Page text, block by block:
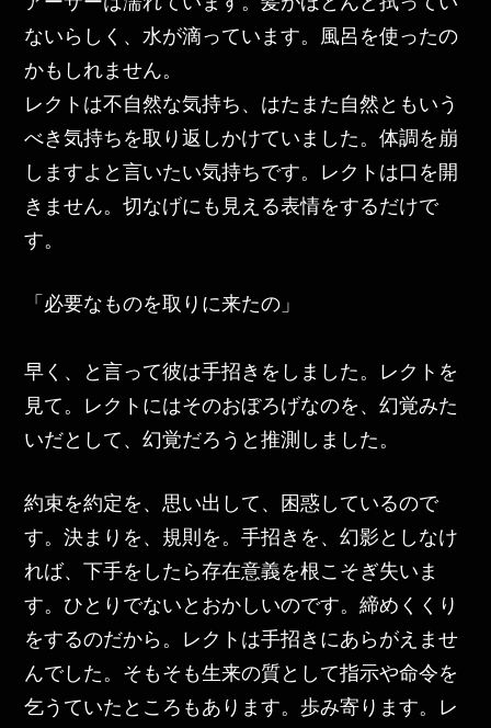
ないらしく、水が滴っています。風呂を使ったの
かもしれません。
レクトは不自然な気持ち、はたまた自然ともいう
べき気持ちを取り返しかけていました。体調を崩
しますよと言いたい気持ちです。レクトは口を開
きません。切なげにも見える表情をするだけで
す。
「必要なものを取りに来たの」
早く、と言って彼は手招きをしました。レクトを
見て。レクトにはそのおぼろげなのを、幻覚みた
いだとして、幻覚だろうと推測しました。
約束を約定を、思い出して、困惑しているので
す。決まりを、規則を。手招きを、幻影としなけ
れば、下手をしたら存在意義を根こそぎ失いま
す。ひとりでないとおかしいのです。締めくくり
をするのだから。レクトは手招きにあらがえませ
んでした。そもそも生来の質として指示や命令を
乞うていたところもあります。歩み寄ります。レ